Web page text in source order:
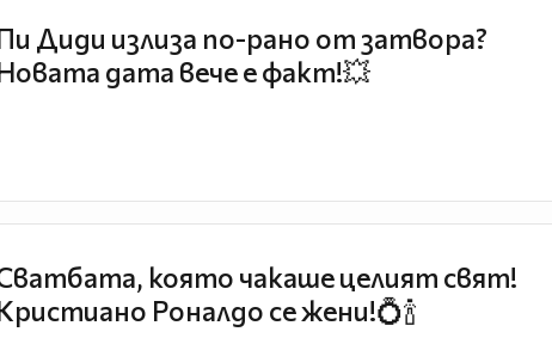
Диди излиза по-рано от затвора?
дата вече е факт!💥
която чакаше целият свят!
Роналдо се жени!💍🍾